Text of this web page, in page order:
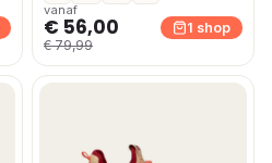
vanaf
€ 56,00
€ 79,99
1 shop